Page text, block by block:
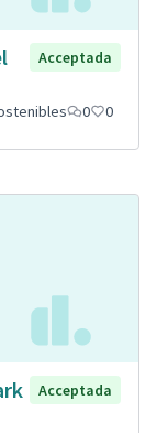
Acceptada
0 0
Acceptada